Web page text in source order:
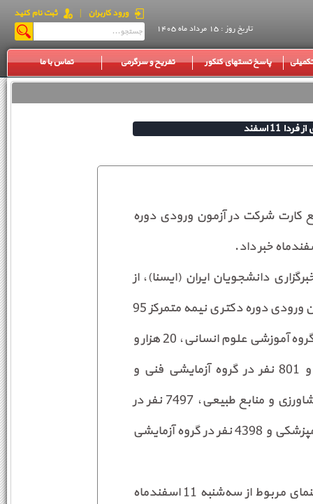
ورود کاربران | ثبت نام کنید
تاریخ روز : 15 مرداد ماه 1405
پاسخ تستهای کنکور تفریح و سرگرمی تماس با ما
اسفند
کارت شرکت در آزمون ورودی دوره
دانشجویان ایران (ایسنا)، از
ثبت‌نام 158 هزار و 94 داوطلب برای شرکت در آزمون ورودی دوره دکتری نیمه متمرکز 95
خبر داد و گفت: از این تعداد 80 هزار و 515 نفر در گروه آموزشی علوم انسانی، 20 هزار و
612 نفر در گروه آزمایشی علوم پایه، 31 هزار و 801 نفر در گروه آزمایشی فنی و
مهندسی، 11 هزار و 854 نفر در گروه آزمایشی کشاورزی و منابع طبیعی، 7497 نفر در
گروه آزمایشی هنر، 1417 نفر در گروه آزمایشی دامپزشکی و 4398 نفر در گروه آزمایشی
وی افزود: کارت شرکت در آزمون مذکور و برگ راهنمای مربوط از سه‌شنبه 11 اسفندماه